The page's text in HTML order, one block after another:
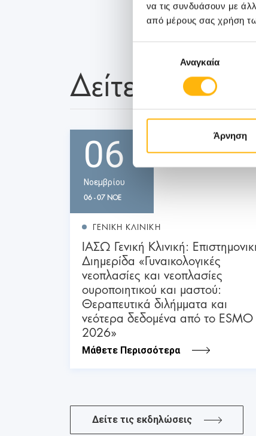
να τις συνδυάσουν με
από μέρους σας χρήση
συγκατάθεσηςΑναγκαία
Άρνηση
Δείτε Επίσης
06
Νοεμβρίου
06 - 07 ΝΟΕ
ΓΕΝΙΚΗ ΚΛΙΝΙΚΗ
ΙΑΣΩ Γενική Κλινική:
Διημερίδα «Γυναικολογικές
νεοπλασίες και νεοπλασίες
ουροποιητικού και μαστού:
Θεραπευτικά διλήμματα και
νεότερα δεδομένα από το ESMO
2026»
Μάθετε Περισσότερα
Δείτε τις εκδηλώσεις